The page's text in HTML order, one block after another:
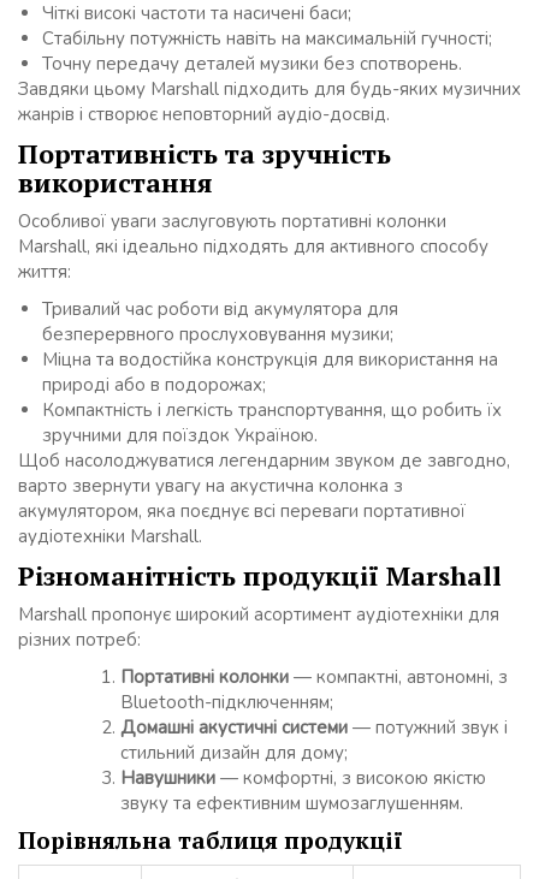
Чіткі високі частоти та насичені баси;
Стабільну потужність навіть на максимальній гучності;
Точну передачу деталей музики без спотворень.
Завдяки цьому Marshall підходить для будь-яких музичних
жанрів і створює неповторний аудіо-досвід.
Портативність та зручність
використання
Особливої уваги заслуговують портативні колонки
Marshall, які ідеально підходять для активного способу
життя:
Тривалий час роботи від акумулятора для
безперервного прослуховування музики;
Міцна та водостійка конструкція для використання на
природі або в подорожах;
Компактність і легкість транспортування, що робить їх
зручними для поїздок Україною.
Щоб насолоджуватися легендарним звуком де завгодно,
варто звернути увагу на акустична колонка з
акумулятором, яка поєднує всі переваги портативної
аудіотехніки Marshall.
Різноманітність продукції Marshall
Marshall пропонує широкий асортимент аудіотехніки для
різних потреб:
Портативні колонки — компактні, автономні, з
Bluetooth-підключенням;
Домашні акустичні системи — потужний звук і
стильний дизайн для дому;
Навушники — комфортні, з високою якістю
звуку та ефективним шумозаглушенням.
Порівняльна таблиця продукції